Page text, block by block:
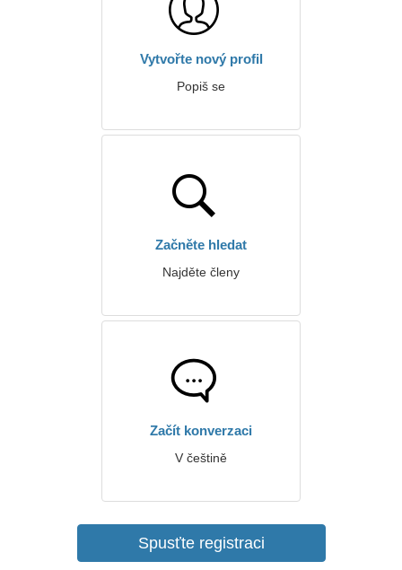
Vytvořte nový profil
Popiš se
Začněte hledat
Najděte členy
Začít konverzaci
V češtině
Spusťte registraci